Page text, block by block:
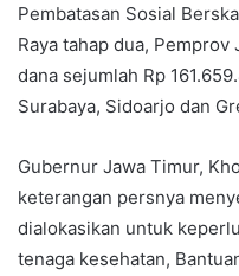
Pembatasan Sosial
Raya tahap dua,
dana sejumlah Rp
Surabaya, Sidoarjo dan
Gubernur Jawa Timur,
keterangan persnya
dialokasikan untuk
tenaga kesehatan,